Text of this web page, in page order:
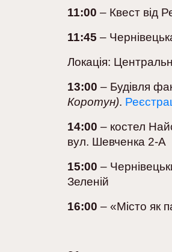
11:00 – Квест від
11:45 –
Локація:
13:00 – Будівля
Коротун).
14:00 – костел
вул. Шевченка 2-А
15:00 –
Зеленій
16:00 – «Місто як